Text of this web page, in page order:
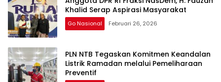
Khalid Serap Aspirasi Masyarakat
Go Nasional Februari 26, 2026
PLN NTB Tegaskan Komitmen Keandalan
Listrik Ramadan melalui Pemeliharaan
Preventif